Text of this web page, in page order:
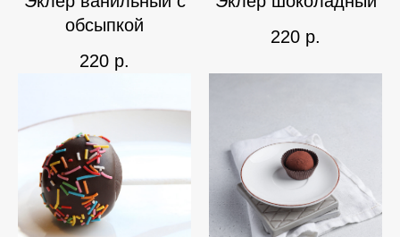
обсыпкой
220 р.
220 р.